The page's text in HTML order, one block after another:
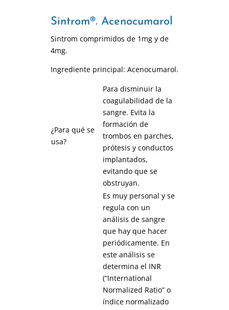
Sintrom®. Acenocumarol
Sintrom comprimidos de 1mg y de
4mg.
Ingrediente principal: Acenocumarol.
¿Para qué se
usa?
Para disminuir la
coagulabilidad de la
sangre. Evita la
formación de
trombos en parches,
prótesis y conductos
implantados,
evitando que se
obstruyan.
Es muy personal y se
regula con un
análisis de sangre
que hay que hacer
periódicamente. En
este análisis se
determina el INR
(“International
Normalized Ratio” o
índice normalizado